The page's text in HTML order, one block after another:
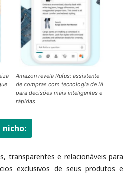
Amazon revela Rufus: assistente
de compras com tecnologia de IA
para decisões mais inteligentes e
rápidas
transparentes e relacionáveis para
exclusivos de seus produtos e